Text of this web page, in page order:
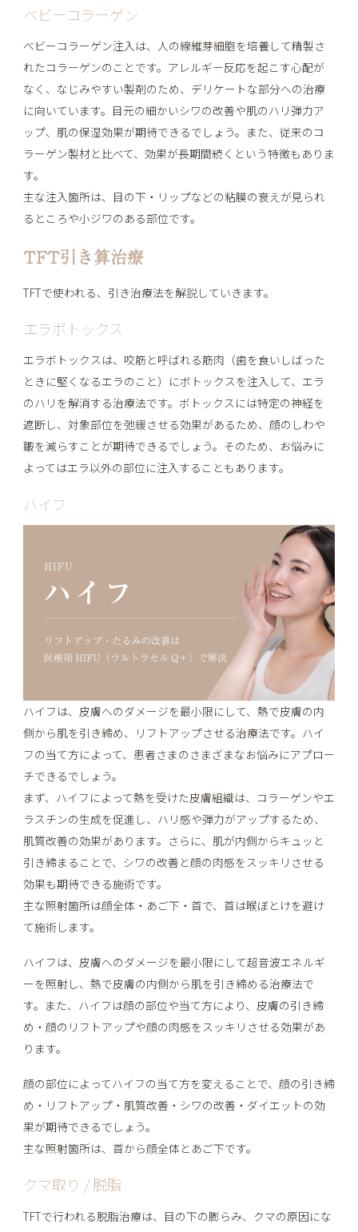
ベビーコラーゲン
ベビーコラーゲン注入は、人の線維芽細胞を培養して精製さ
れたコラーゲンのことです。アレルギー反応を起こす心配が
なく、なじみやすい製剤のため、デリケートな部分への治療
に向いています。目元の細かいシワの改善や肌のハリ弾力ア
ップ、肌の保湿効果が期待できるでしょう。また、従来のコ
ラーゲン製材と比べて、効果が長期間続くという特徴もありま
す。
主な注入箇所は、目の下・リップなどの粘膜の衰えが見られ
るところや小ジワのある部位です。
TFT引き算治療
TFTで使われる、引き治療法を解説していきます。
エラボトックス
エラボトックスは、咬筋と呼ばれる筋肉（歯を食いしばった
ときに堅くなるエラのこと）にボトックスを注入して、エラ
のハリを解消する治療法です。ボトックスには特定の神経を
遮断し、対象部位を弛緩させる効果があるため、顔のしわや
皺を減らすことが期待できるでしょう。そのため、お悩みに
よってはエラ以外の部位に注入することもあります。
ハイフ
ハイフは、皮膚へのダメージを最小限にして、熱で皮膚の内
側から肌を引き締め、リフトアップさせる治療法です。ハイ
フの当て方によって、患者さまのさまざまなお悩みにアプロー
チできるでしょう。
まず、ハイフによって熱を受けた皮膚組織は、コラーゲンやエ
ラスチンの生成を促進し、ハリ感や弾力がアップするため、
肌質改善の効果があります。さらに、肌が内側からキュッと
引き締まることで、シワの改善と顔の肉感をスッキリさせる
効果も期待できる施術です。
主な照射箇所は顔全体・あご下・首で、首は喉ぼとけを避け
て施術します。
ハイフは、皮膚へのダメージを最小限にして超音波エネルギ
ーを照射し、熱で皮膚の内側から肌を引き締める治療法で
す。また、ハイフは顔の部位や当て方により、皮膚の引き締
め・顔のリフトアップや顔の肉感をスッキリさせる効果があ
ります。
顔の部位によってハイフの当て方を変えることで、顔の引き締
め・リフトアップ・肌質改善・シワの改善・ダイエットの効
果が期待できるでしょう。
主な照射箇所は、首から顔全体とあご下です。
クマ取り / 脱脂
TFTで行われる脱脂治療は、目の下の膨らみ、クマの原因にな